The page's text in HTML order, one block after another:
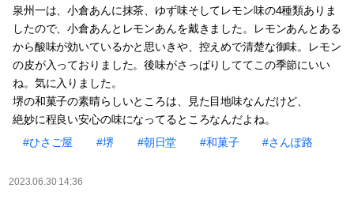
泉州一は、小倉あんに抹茶、ゆず味そしてレモン味の4種類ありま
したので、小倉あんとレモンあんを戴きました。レモンあんとある
から酸味が効いているかと思いきや、控えめで清楚な御味。レモン
の皮が入っておりました。後味がさっぱりしててこの季節にいい
ね。気に入りました。
堺の和菓子の素晴らしいところは、見た目地味なんだけど、
絶妙に程良い安心の味になってるところなんだよね。
#ひさご屋
#堺 #朝日堂 #和菓子 #さんぽ路
2023.06.30 14:36